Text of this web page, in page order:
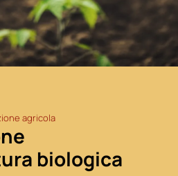
agricola
biologica